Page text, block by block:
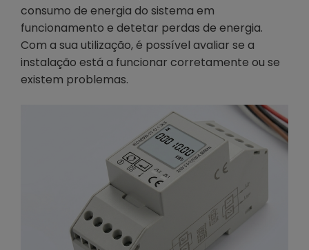
consumo de energia do sistema em
funcionamento e detetar perdas de energia.
Com a sua utilização, é possível avaliar se a
instalação está a funcionar corretamente ou se
existem problemas.